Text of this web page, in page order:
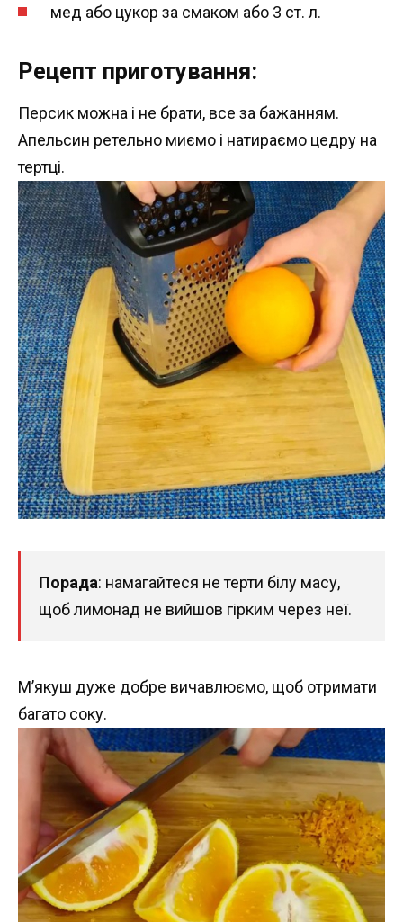
мед або цукор за смаком або 3 ст. л.
Рецепт приготування:
Персик можна і не брати, все за бажанням.
Апельсин ретельно миємо і натираємо цедру на
тертці.
Порада: намагайтеся не терти білу масу,
щоб лимонад не вийшов гірким через неї.
М’якуш дуже добре вичавлюємо, щоб отримати
багато соку.